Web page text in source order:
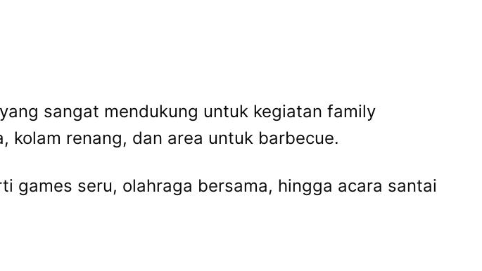
sangat mendukung untuk kegiatan family
renang, dan area untuk barbecue.
games seru, olahraga bersama, hingga acara santai